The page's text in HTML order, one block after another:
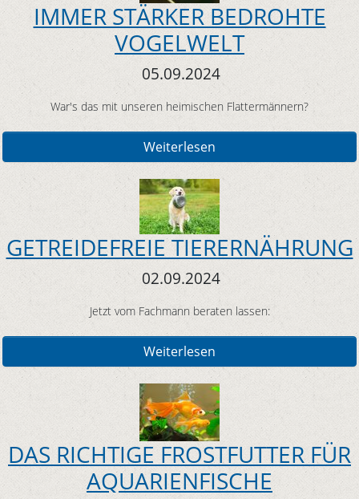
IMMER STÄRKER BEDROHTE
VOGELWELT
05.09.2024
War's das mit unseren heimischen Flattermännern?
Weiterlesen
GETREIDEFREIE TIERERNÄHRUNG
02.09.2024
Jetzt vom Fachmann beraten lassen:
Weiterlesen
DAS RICHTIGE FROSTFUTTER FÜR
AQUARIENFISCHE